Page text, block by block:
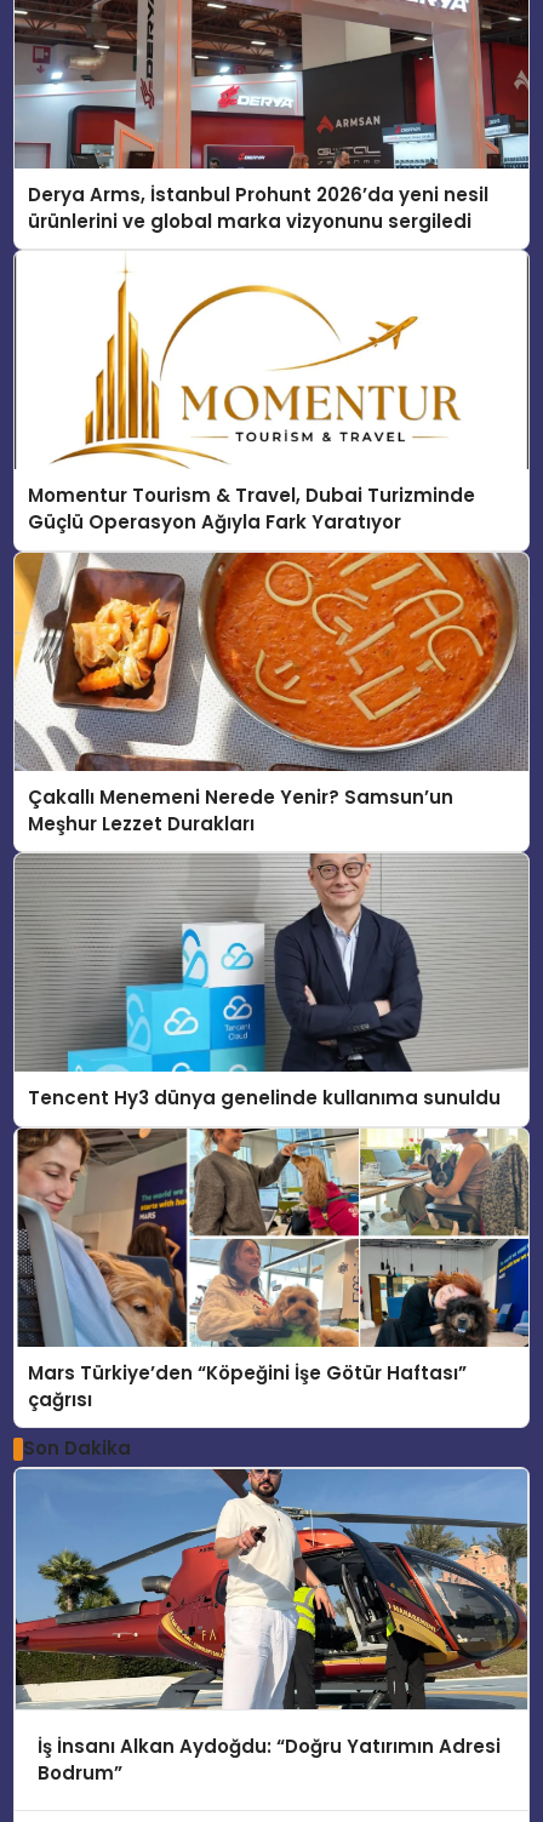
Derya Arms, İstanbul Prohunt 2026’da yeni nesil
ürünlerini ve global marka vizyonunu sergiledi
Momentur Tourism & Travel, Dubai Turizminde
Güçlü Operasyon Ağıyla Fark Yaratıyor
Çakallı Menemeni Nerede Yenir? Samsun’un
Meşhur Lezzet Durakları
Tencent Hy3 dünya genelinde kullanıma sunuldu
Mars Türkiye’den “Köpeğini İşe Götür Haftası”
çağrısı
Son Dakika
İş İnsanı Alkan Aydoğdu: “Doğru Yatırımın Adresi
Bodrum”